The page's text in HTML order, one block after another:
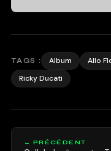
TAGS : Album Allo
Ricky Ducati
← PRÉCÉDENT